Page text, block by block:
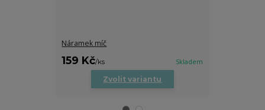
Náramek míč
159 Kč/ks Skladem
Zvolit variantu